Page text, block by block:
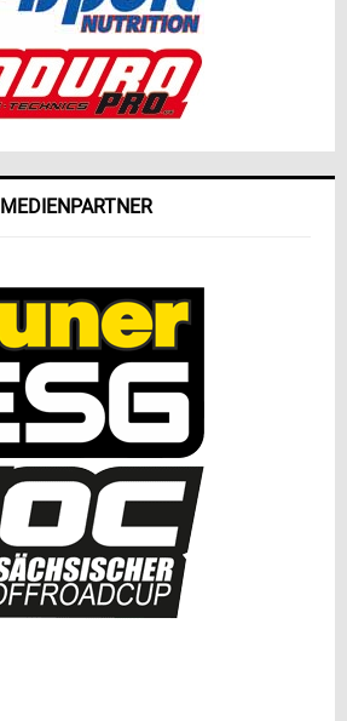
MEDIENPARTNER